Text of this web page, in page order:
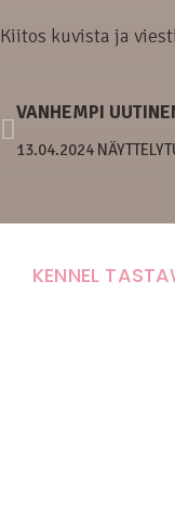
Kiitos kuvista ja
VANHEMPI
13.04.2024
KENNEL